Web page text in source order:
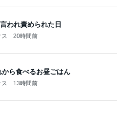
われ責められた日
20時間前
から食べるお昼ごはん
13時間前